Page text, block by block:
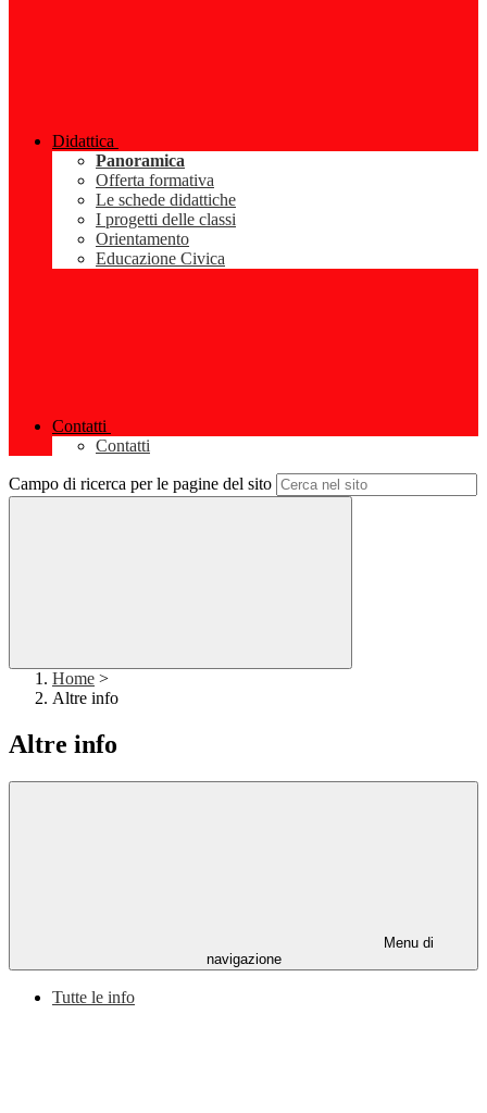
Didattica
Panoramica
Offerta formativa
Le schede didattiche
I progetti delle classi
Orientamento
Educazione Civica
Contatti
Contatti
Campo di ricerca per le pagine del sito
Home >
Altre info
Altre info
Menu di
navigazione
Tutte le info